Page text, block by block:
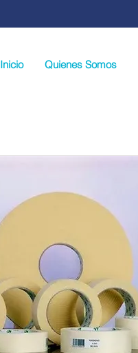
Inicio Quienes Somos